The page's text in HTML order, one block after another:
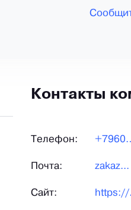
Контакты
Телефон:
Почта: zakaz...
Сайт: